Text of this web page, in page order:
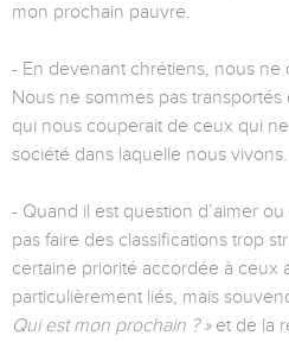
mon prochain pauvre.
- En devenant chrétiens, nous ne
Nous ne sommes pas
qui nous couperait de ceux qui
société dans laquelle nous vivons.
- Quand il est question d’aimer
pas faire des classifications trop
certaine priorité accordée à ceux
particulièrement liés, mais
Qui est mon prochain ? »et de la